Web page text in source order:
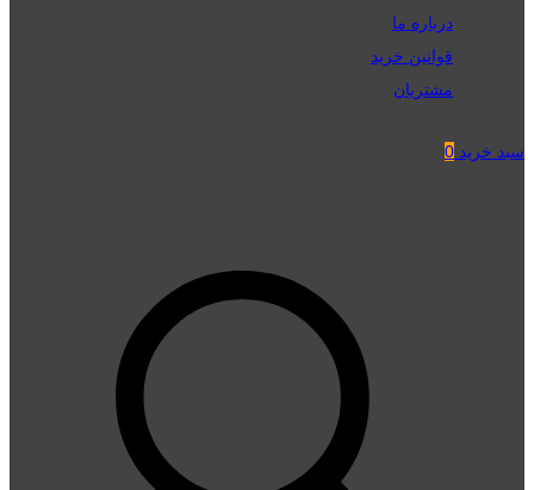
درباره ما
قوانین خرید
مشتریان
سبد خرید 0